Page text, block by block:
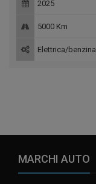
2025
5000 Km
Elettrica/benzina
MARCHI AUTO